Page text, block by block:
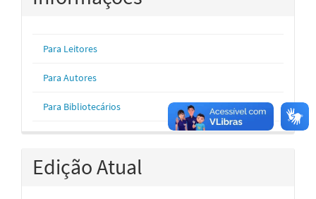
Para Leitores
Para Autores
Para Bibliotecários
Edição Atual